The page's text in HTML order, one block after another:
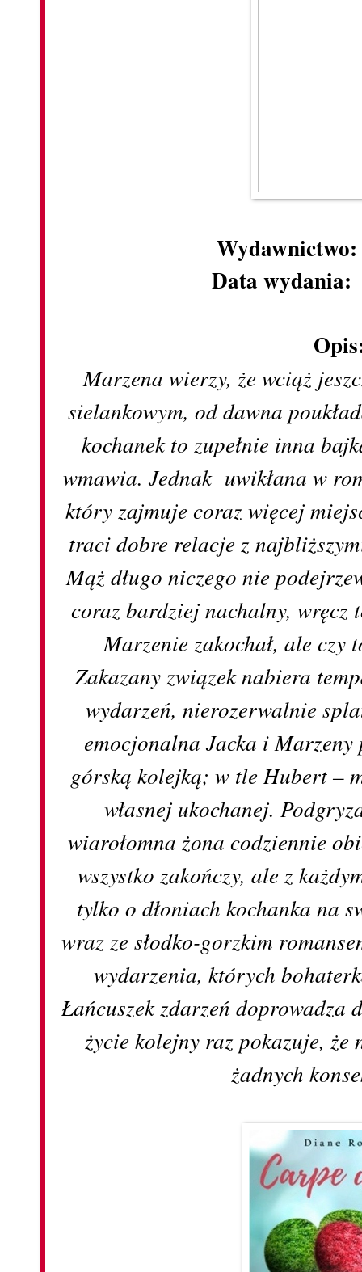
Data
Marzena wierzy, że wciąż
sielankowym, od dawna
kochanek to zupełnie inna
wmawia. Jednak uwikłana w
który zajmuje coraz więcej
traci dobre relacje z
Mąż długo niczego nie
coraz bardziej nachalny, wręcz
Marzenie zakochał, ale czy
Zakazany związek nabiera
wydarzeń, nierozerwalnie
emocjonalna Jacka i
górską kolejką; w tle Hubert –
własnej ukochanej.
wiarołomna żona codziennie
wszystko zakończy, ale z
tylko o dłoniach kochanka na
wraz ze słodko-gorzkim
wydarzenia, których
Łańcuszek zdarzeń
życie kolejny raz pokazuje,
żadnych